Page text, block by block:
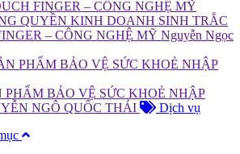
QUYỀN KINH DOANH SINH TRẮC
– CÔNG NGHỆ MỸ Nguyễn Ngọc
BẢO VỆ SỨC KHOẺ NHẬP
NGÔ QUỐC THÁI
Dịch vụ